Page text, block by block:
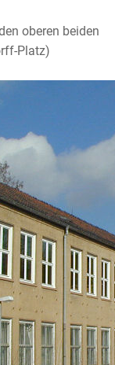
oberen beiden
Platz)